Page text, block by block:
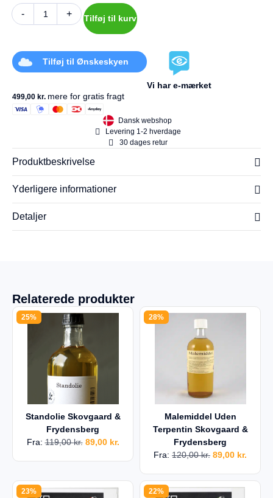
- + Tilføj til kurv
Tilføj til Ønskeskyen
Vi har e-mærket
499,00 kr. mere for gratis fragt
Dansk webshop
Levering 1-2 hverdage
30 dages retur
Produktbeskrivelse
Yderligere informationer
Detaljer
Relaterede produkter
25%
Standolie Skovgaard &
Frydensberg
Fra:119,00kr. 89,00 kr.
28%
Malemiddel Uden
Terpentin Skovgaard &
Frydensberg
Fra: 120,00kr. 89,00 kr.
23% 22%